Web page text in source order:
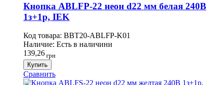
Кнопка ABLFP-22 неон d22 мм белая 240В
1з+1р, IEK
Код товара: BBT20-ABLFP-K01
Наличие: Есть в наличини
139,26 грн
Купить
Сравнить